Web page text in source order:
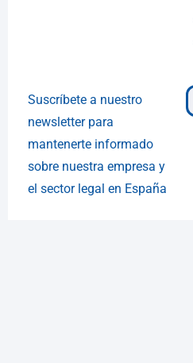
Suscríbete a nuestro
newsletter para
mantenerte informado
sobre nuestra empresa y
el sector legal en España